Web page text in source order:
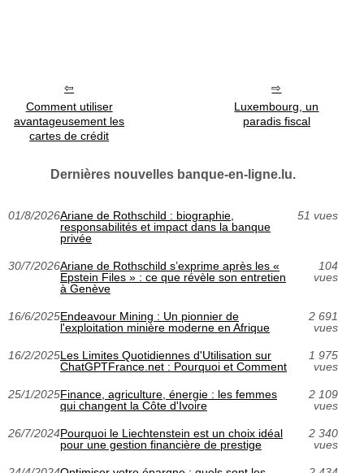
Comment utiliser
avantageusement les
cartes de crédit
Luxembourg, un
paradis fiscal
Dernières nouvelles banque-en-ligne.lu.
01/8/2026Ariane de Rothschild : biographie,
responsabilités et impact dans la banque
privée
51 vues
30/7/2026Ariane de Rothschild s’exprime après les «
Epstein Files » : ce que révèle son entretien
à Genève
104
vues
16/6/2025Endeavour Mining : Un pionnier de
l'exploitation minière moderne en Afrique
2 691
vues
16/2/2025Les Limites Quotidiennes d'Utilisation sur
ChatGPTFrance.net : Pourquoi et Comment
1 975
vues
25/1/2025Finance, agriculture, énergie : les femmes
qui changent la Côte d'Ivoire
2 109
vues
26/7/2024Pourquoi le Liechtenstein est un choix idéal
pour une gestion financière de prestige
2 340
vues